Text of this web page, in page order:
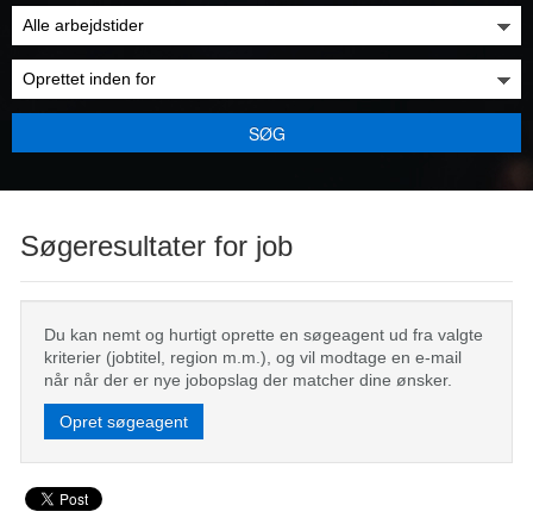
SØG
Søgeresultater for job
Du kan nemt og hurtigt oprette en søgeagent ud fra valgte
kriterier (jobtitel, region m.m.), og vil modtage en e-mail
når når der er nye jobopslag der matcher dine ønsker.
Opret søgeagent